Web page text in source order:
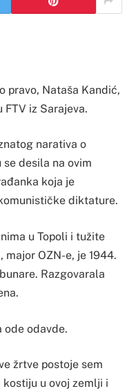
pravo, Nataša Kandić,
iz Sarajeva.
narativa o
desila na ovim
koja je
diktature.
u Topoli i tužite
major OZN-e, je 1944.
Razgovarala
ode odavde.
žrtve postoje sem
u ovoj zemlji i